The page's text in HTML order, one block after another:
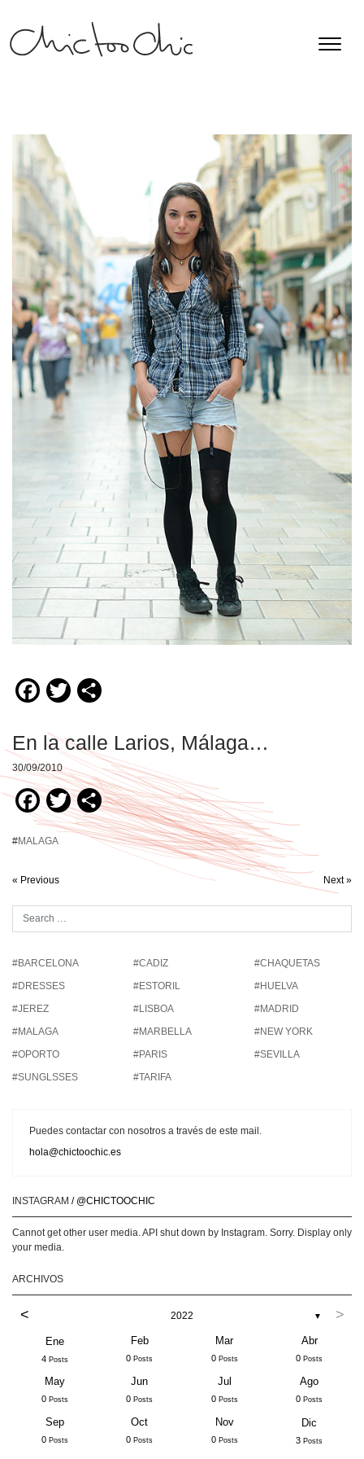
Facebook
Twitter
En la calle Larios, Málaga…
30/09/2010
Facebook
TwitterCompartir
#MALAGA
« Previous Next »
#BARCELONA #CADIZ
#CHAQUETAS
#DRESSES
#ESTORIL
#HUELVA
#JEREZ
#LISBOA
#MADRID
#MALAGA
#MARBELLA
#NEW YORK
#OPORTO
#PARIS
#SEVILLA
#SUNGLSSES
#TARIFA
Puedes contactar con nosotros a través de este mail.
hola@chictoochic.es
INSTAGRAM / @CHICTOOCHIC
Cannot get other user media. API shut down by Instagram. Sorry. Display only
your media.
ARCHIVOS
< 2022 ▼ >
Ene
4 Posts
Feb
0 Posts
Mar
0 Posts
Abr
0 Posts
May
0 Posts
Jun
0 Posts
Jul
0 Posts
Ago
0 Posts
Sep
0 Posts
Oct
0 Posts
Nov
0 Posts
Dic
3 Posts